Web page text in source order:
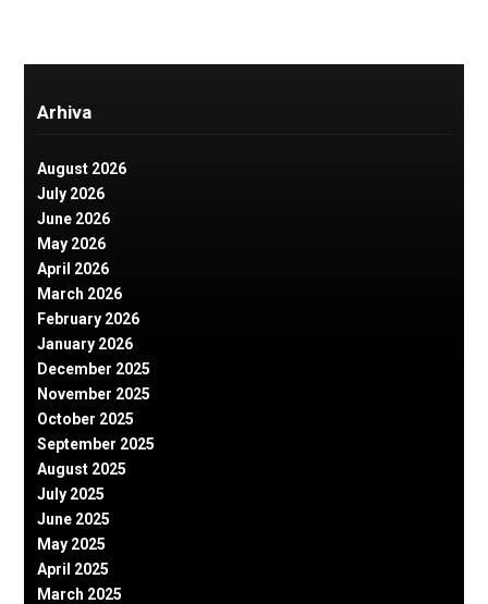
Arhiva
August 2026
July 2026
June 2026
May 2026
April 2026
March 2026
February 2026
January 2026
December 2025
November 2025
October 2025
September 2025
August 2025
July 2025
June 2025
May 2025
April 2025
March 2025